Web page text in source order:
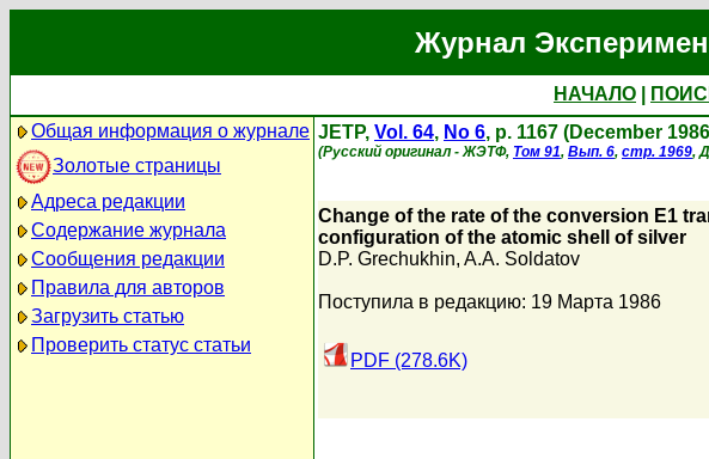
Журнал
НАЧАЛО
Общая информация о журнале
Золотые страницы
Адреса редакции
Содержание журнала
Сообщения редакции
Правила для авторов
Загрузить статью
Проверить статус статьи
JETP, Vol. 64, No 6, p. 1167 (December
(Русский оригинал - ЖЭТФ, Том 91, Вып. 6, стр. 1969,
Change of the rate of the conversion E1
configuration of the atomic shell of silver
D.P. Grechukhin, A.A. Soldatov
Поступила в редакцию: 19 Марта 1986
PDF (278.6K)